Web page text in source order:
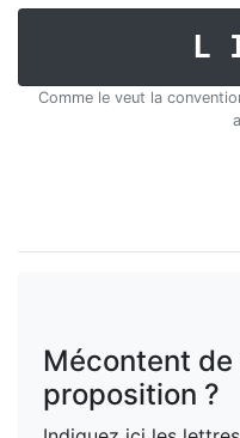
Comme le veut la
Mécontent
proposition ?